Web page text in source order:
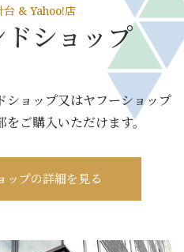
台 & Yahoo!店
ショップ
ショップ又はヤフーショップ
ご購入いただけます。
ップの詳細を見る